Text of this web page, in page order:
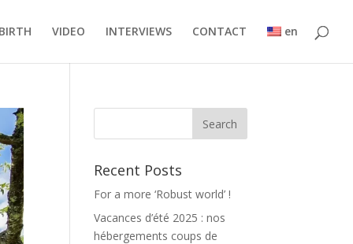
VIDEO INTERVIEWS CONTACT en
Recent Posts
For a more ‘Robust world’ !
Vacances d’été 2025 : nos
hébergements coups de